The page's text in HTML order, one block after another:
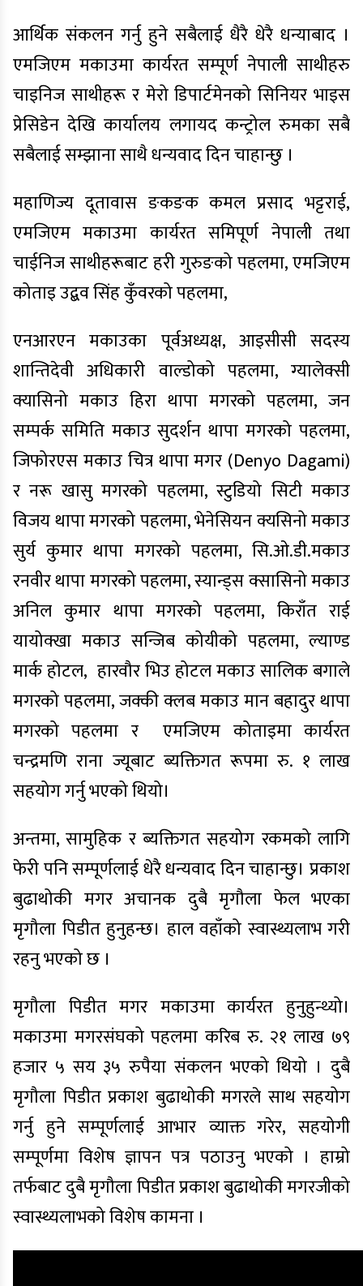
आर्थिक संकलन गर्नु हुने सबैलाई धैरै धेरै धन्याबाद ।
एमजिएम मकाउमा कार्यरत सम्पूर्ण नेपाली साथीहरु
चाइनिज साथीहरू र मेरो डिपार्टमेनको सिनियर भाइस
प्रेसिडेन देखि कार्यालय लगायद कन्ट्रोल रुमका सबै
सबैलाई सम्झाना साथै धन्यवाद दिन चाहान्छु ।
महाणिज्य दूतावास ङकङक कमल प्रसाद भट्टराई,
एमजिएम मकाउमा कार्यरत समिपूर्ण नेपाली तथा
चाईनिज साथीहरूबाट हरी गुरुङको पहलमा, एमजिएम
कोताइ उद्बव सिंह कुँवरको पहलमा,
एनआरएन मकाउका पूर्वअध्यक्ष, आइसीसी सदस्य
शान्तिदेवी अधिकारी वाल्डोको पहलमा, ग्यालेक्सी
क्यासिनो मकाउ हिरा थापा मगरको पहलमा, जन
सम्पर्क समिति मकाउ सुदर्शन थापा मगरको पहलमा,
जिफोरएस मकाउ चित्र थापा मगर (Denyo Dagami)
र नरू खासु मगरको पहलमा, स्टुडियो सिटी मकाउ
विजय थापा मगरको पहलमा, भेनेसियन क्यसिनो मकाउ
सुर्य कुमार थापा मगरको पहलमा, सि.ओ.डी.मकाउ
रनवीर थापा मगरको पहलमा, स्यान्ड्स क्सासिनो मकाउ
अनिल कुमार थापा मगरको पहलमा, किराँत राई
यायोक्खा मकाउ सन्जिब कोयीको पहलमा, ल्याण्ड
मार्क होटल, हारवौर भिउ होटल मकाउ सालिक बगाले
मगरको पहलमा, जक्की क्लब मकाउ मान बहादुर थापा
मगरको पहलमा र
एमजिएम कोताइमा कार्यरत
चन्द्रमणि राना ज्यूबाट ब्यक्तिगत रूपमा रु. १ लाख
सहयोग गर्नु भएको थियो।
अन्तमा, सामुहिक र ब्यक्तिगत सहयोग रकमको लागि
फेरी पनि सम्पूर्णलाई धेरै धन्यवाद दिन चाहान्छु। प्रकाश
बुढाथोकी मगर अचानक दुबै मृगौला फेल भएका
मृगौला पिडीत हुनुहन्छ। हाल वहाँको स्वास्थ्यलाभ गरी
रहनु भएको छ ।
मृगौला पिडीत मगर मकाउमा कार्यरत हुनुहुन्थ्यो।
मकाउमा मगरसंघको पहलमा करिब रु. २१ लाख ७९
हजार ५ सय ३५ रुपैया संकलन भएको थियो । दुबै
मृगौला पिडीत प्रकाश बुढाथोकी मगरले साथ सहयोग
गर्नु हुने सम्पूर्णलाई आभार व्याक्त गरेर, सहयोगी
सम्पूर्णमा विशेष ज्ञापन पत्र पठाउनु भएको । हाम्रो
तर्फबाट दुबै मृगौला पिडीत प्रकाश बुढाथोकी मगरजीको
स्वास्थ्यलाभको विशेष कामना ।